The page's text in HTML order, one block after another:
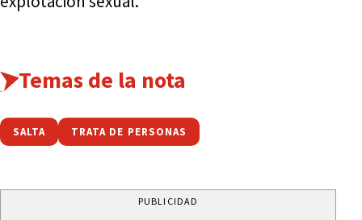
Temas de la nota
SALTA TRATA DE PERSONAS
PUBLICIDAD